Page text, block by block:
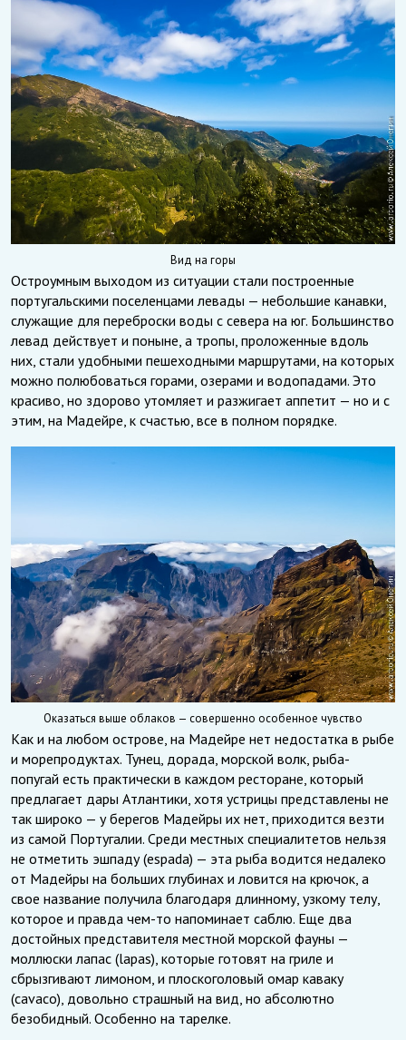
Вид на горы
Остроумным выходом из ситуации стали построенные
португальскими поселенцами левады — небольшие канавки,
служащие для переброски воды с севера на юг. Большинство
левад действует и поныне, а тропы, проложенные вдоль
них, стали удобными пешеходными маршрутами, на которых
можно полюбоваться горами, озерами и водопадами. Это
красиво, но здорово утомляет и разжигает аппетит — но и с
этим, на Мадейре, к счастью, все в полном порядке.
Оказаться выше облаков — совершенно особенное чувство
Как и на любом острове, на Мадейре нет недостатка в рыбе
и морепродуктах. Тунец, дорада, морской волк, рыба-
попугай есть практически в каждом ресторане, который
предлагает дары Атлантики, хотя устрицы представлены не
так широко — у берегов Мадейры их нет, приходится везти
из самой Португалии. Среди местных специалитетов нельзя
не отметить эшпаду (espada) — эта рыба водится недалеко
от Мадейры на больших глубинах и ловится на крючок, а
свое название получила благодаря длинному, узкому телу,
которое и правда чем-то напоминает саблю. Еще два
достойных представителя местной морской фауны —
моллюски лапас (lapas), которые готовят на гриле и
сбрызгивают лимоном, и плоскоголовый омар каваку
(cavaco), довольно страшный на вид, но абсолютно
безобидный. Особенно на тарелке.